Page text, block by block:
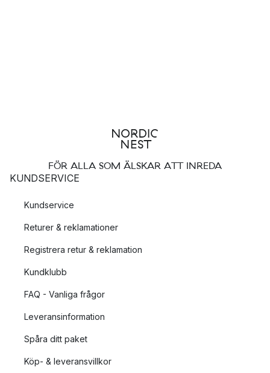
FÖR ALLA SOM ÄLSKAR ATT INREDA
KUNDSERVICE
Kundservice
Returer & reklamationer
Registrera retur & reklamation
Kundklubb
FAQ - Vanliga frågor
Leveransinformation
Spåra ditt paket
Köp- & leveransvillkor